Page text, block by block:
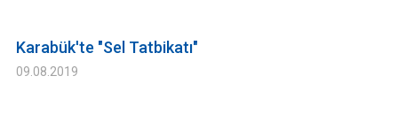
Karabük'te "Sel Tatbikatı"
09.08.2019